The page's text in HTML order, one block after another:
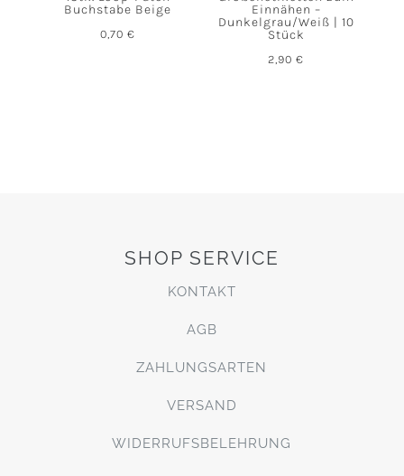
Buchstabe Beige
0,70€
Einnähen –
Dunkelgrau/Weiß | 10
Stück
2,90€
SHOP SERVICE
KONTAKT
AGB
ZAHLUNGSARTEN
VERSAND
WIDERRUFSBELEHRUNG